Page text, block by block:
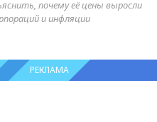
почему её цены выросли
и инфляции
РЕКЛАМА